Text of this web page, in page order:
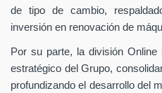
de tipo de cambio,
inversión en renovación de
Por su parte, la división
estratégico del Grupo,
profundizando el desarrollo del